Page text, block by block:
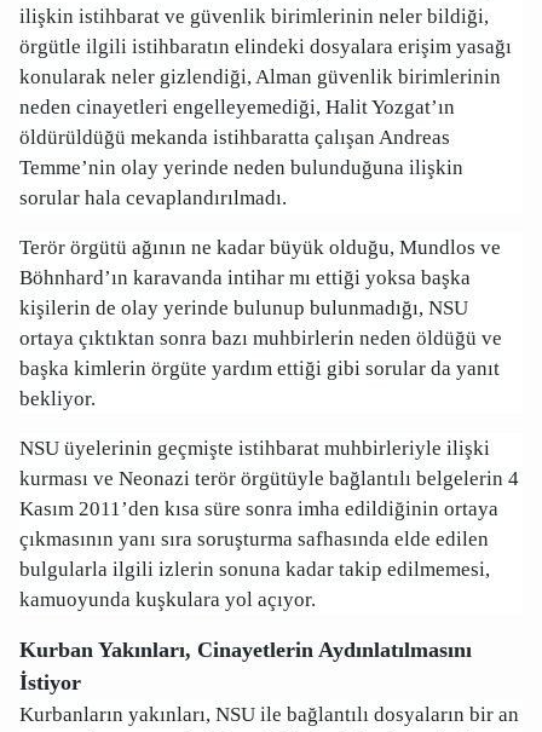
ilişkin istihbarat ve güvenlik birimlerinin neler bildiği,
örgütle ilgili istihbaratın elindeki dosyalara erişim yasağı
konularak neler gizlendiği, Alman güvenlik birimlerinin
neden cinayetleri engelleyemediği, Halit Yozgat’ın
öldürüldüğü mekanda istihbaratta çalışan Andreas
Temme’nin olay yerinde neden bulunduğuna ilişkin
sorular hala cevaplandırılmadı.
Terör örgütü ağının ne kadar büyük olduğu, Mundlos ve
Böhnhard’ın karavanda intihar mı ettiği yoksa başka
kişilerin de olay yerinde bulunup bulunmadığı, NSU
ortaya çıktıktan sonra bazı muhbirlerin neden öldüğü ve
başka kimlerin örgüte yardım ettiği gibi sorular da yanıt
bekliyor.
NSU üyelerinin geçmişte istihbarat muhbirleriyle ilişki
kurması ve Neonazi terör örgütüyle bağlantılı belgelerin 4
Kasım 2011’den kısa süre sonra imha edildiğinin ortaya
çıkmasının yanı sıra soruşturma safhasında elde edilen
bulgularla ilgili izlerin sonuna kadar takip edilmemesi,
kamuoyunda kuşkulara yol açıyor.
Kurban Yakınları, Cinayetlerin Aydınlatılmasını
İstiyor
Kurbanların yakınları, NSU ile bağlantılı dosyaların bir an